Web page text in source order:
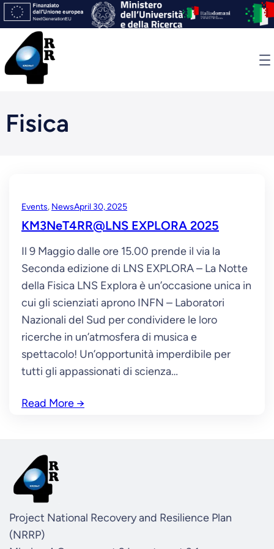
Skip
to
content
Fisica
Events, NewsApril 30, 2025
KM3NeT4RR@LNS EXPLORA 2025
Il 9 Maggio dalle ore 15.00 prende il via la
Seconda edizione di LNS EXPLORA – La Notte
della Fisica LNS Explora è un’occasione unica in
cui gli scienziati aprono INFN – Laboratori
Nazionali del Sud per condividere le loro
ricerche in un’atmosfera di musica e
spettacolo! Un’opportunità imperdibile per
tutti gli appassionati di scienza…
Read More →
Project National Recovery and Resilience Plan
(NRRP)